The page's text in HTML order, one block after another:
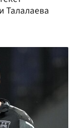
Талалаева